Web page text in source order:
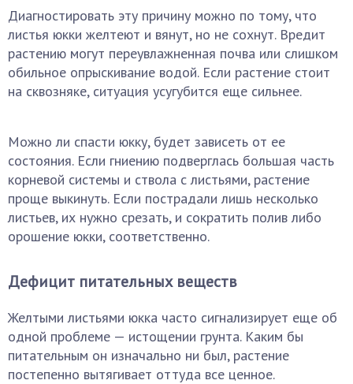
Диагностировать эту причину можно по тому, что
листья юкки желтеют и вянут, но не сохнут. Вредит
растению могут переувлажненная почва или слишком
обильное опрыскивание водой. Если растение стоит
на сквозняке, ситуация усугубится еще сильнее.
Можно ли спасти юкку, будет зависеть от ее
состояния. Если гниению подверглась большая часть
корневой системы и ствола с листьями, растение
проще выкинуть. Если пострадали лишь несколько
листьев, их нужно срезать, и сократить полив либо
орошение юкки, соответственно.
Дефицит питательных веществ
Желтыми листьями юкка часто сигнализирует еще об
одной проблеме — истощении грунта. Каким бы
питательным он изначально ни был, растение
постепенно вытягивает оттуда все ценное.